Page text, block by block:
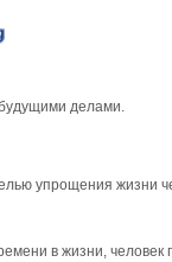
делами.
упрощения жизни
в жизни,